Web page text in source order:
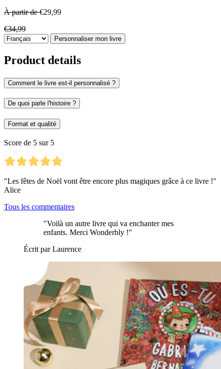
À partir de€29,99
€34,99
Personnaliser mon livre
Product details
Comment le livre est-il personnalisé ?
De quoi parle l'histoire ?
Format et qualité
Score de 5 sur 5
"Les fêtes de Noël vont être encore plus magiques grâce à ce livre !"
Alice
Tous les commentaires
"Voilà un autre livre qui va enchanter mes
enfants. Merci Wonderbly !"
Écrit par Laurence